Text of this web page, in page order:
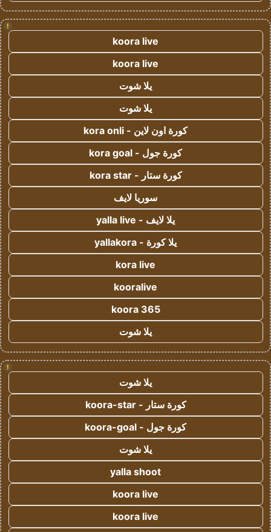
!
koora live
koora live
يلا شوت
يلا شوت
كورة اون لاين - kora onli
كورة جول - kora goal
كورة ستار - kora star
سوريا لايف
يلا لايف - yalla live
يلا كورة - yallakora
kora live
kooralive
koora 365
يلا شوت
!
يلا شوت
كورة ستار - koora-star
كورة جول - koora-goal
يلا شوت
yalla shoot
koora live
koora live